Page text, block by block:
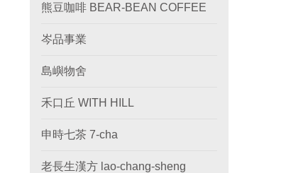
熊豆咖啡 BEAR-BEAN COFFEE
岑品事業
島嶼物舍
禾口丘 WITH HILL
申時七茶 7-cha
老長生漢方 lao-chang-sheng